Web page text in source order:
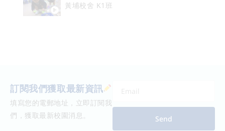
黃埔校舍 K1班
訂閱我們獲取最新資訊
填寫您的電郵地址，立即訂閱我
們，獲取最新校園消息。
Send